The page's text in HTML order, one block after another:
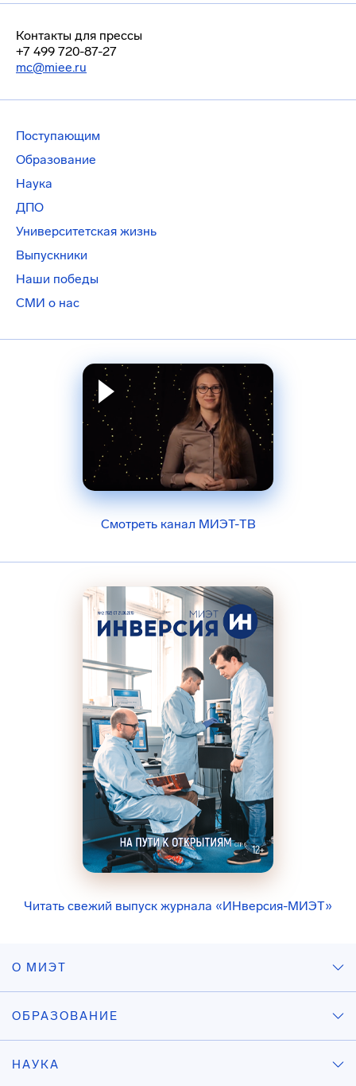
Контакты для прессы
+7 499 720-87-27
mc@miee.ru
Поступающим
Образование
Наука
ДПО
Университетская жизнь
Выпускники
Наши победы
СМИ о нас
Смотреть канал МИЭТ-ТВ
Читать свежий выпуск журнала «ИНверсия-МИЭТ»
О МИЭТ
ОБРАЗОВАНИЕ
НАУКА